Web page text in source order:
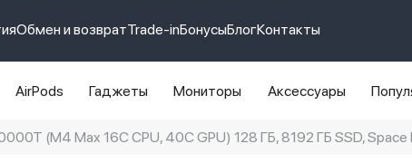
Обмен и возвратTrade-inБонусыБлогКонтакты
AirPods Гаджеты Мониторы Аксессуары
(M4 Max 16C CPU, 40C GPU) 128 ГБ, 8192 ГБ SSD, Space